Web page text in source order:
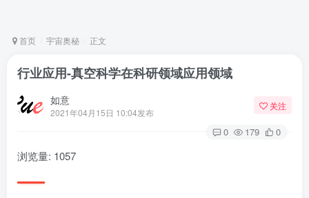
首页 宇宙奥秘 正文
行业应用-真空科学在科研领域应用领域
如意
2021年04月15日 10:04发布
关注
0 179 0
浏览量: 1057